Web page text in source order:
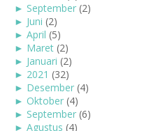
► September (2)
► Juni (2)
► April (5)
► Maret (2)
► Januari (2)
► 2021 (32)
► Desember (4)
► Oktober (4)
► September (6)
► Agustus (4)